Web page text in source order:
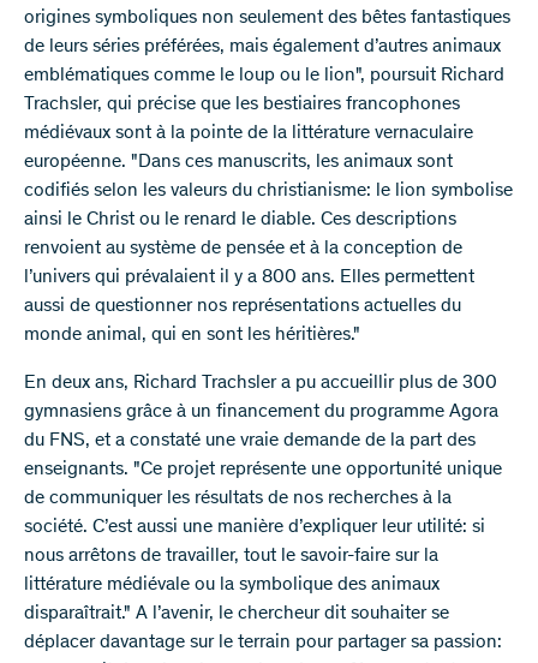
origines symboliques non seulement des bêtes fantastiques
de leurs séries préférées, mais également d’autres animaux
emblématiques comme le loup ou le lion", poursuit Richard
Trachsler, qui précise que les bestiaires francophones
médiévaux sont à la pointe de la littérature vernaculaire
européenne. "Dans ces manuscrits, les animaux sont
codifiés selon les valeurs du christianisme: le lion symbolise
ainsi le Christ ou le renard le diable. Ces descriptions
renvoient au système de pensée et à la conception de
l’univers qui prévalaient il y a 800 ans. Elles permettent
aussi de questionner nos représentations actuelles du
monde animal, qui en sont les héritières."
En deux ans, Richard Trachsler a pu accueillir plus de 300
gymnasiens grâce à un financement du programme Agora
du FNS, et a constaté une vraie demande de la part des
enseignants. "Ce projet représente une opportunité unique
de communiquer les résultats de nos recherches à la
société. C’est aussi une manière d’expliquer leur utilité: si
nous arrêtons de travailler, tout le savoir-faire sur la
littérature médiévale ou la symbolique des animaux
disparaîtrait." A l’avenir, le chercheur dit souhaiter se
déplacer davantage sur le terrain pour partager sa passion: